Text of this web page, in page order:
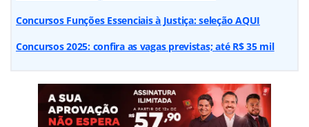
Concursos Funções Essenciais à Justiça: seleção AQUI
Concursos 2025: confira as vagas previstas; até R$ 35 mil